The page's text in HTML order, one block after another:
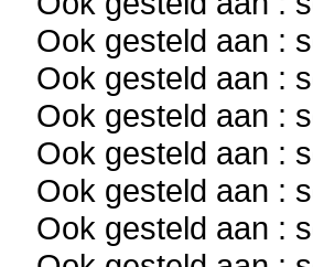
Ook gesteld aan :
Ook gesteld aan :
Ook gesteld aan :
Ook gesteld aan :
Ook gesteld aan :
Ook gesteld aan :